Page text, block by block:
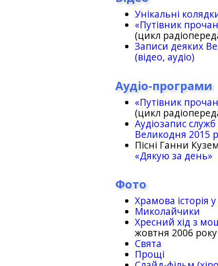
Унікальні
«Путівник
(цикл
Записи деяких
(відео, аудіо)
Аудіо-програми
«Путівник
(цикл
Аудіозапис
Великодня 2015
Пісні Ганни
«Дякую за день»
Фото
Храмова історія
Миколайчики
Хресний хід з
жовтня 2006 року
Свята
Прощі